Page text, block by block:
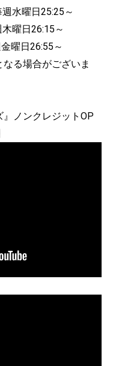
水曜日25:25～
曜日26:15～
曜日26:55～
る場合がございま
』ノンクレジットOP